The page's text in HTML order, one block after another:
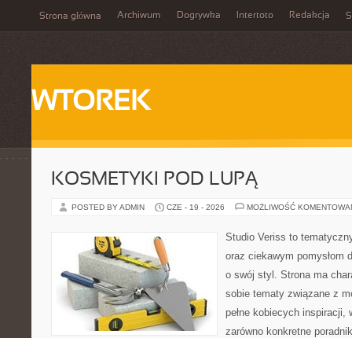
Strona główna Archiwum Dogrywka Intertoto Redakcja
WTOREK
KOSMETYKI POD LUPĄ
POSTED BY ADMIN CZE - 19 - 2026 MOŻLIWOŚĆ
Studio Veriss to
oraz ciekawym pomysłom
o swój styl. Strona ma
sobie tematy związane z
pełne kobiecych
zarówno konkretne